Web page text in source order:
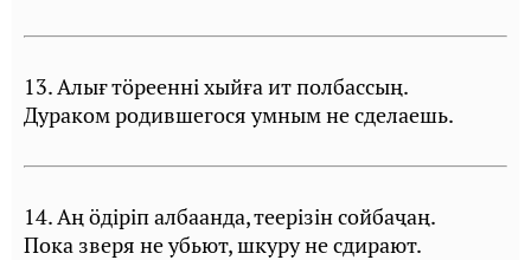
13. Алығ тöрееннi хыйға ит полбассың.
Дураком родившегося умным не сделаешь.
14. Аң öдiрiп албаанда, теерiзiн сойбаҷаң.
Пока зверя не убьют, шкуру не сдирают.